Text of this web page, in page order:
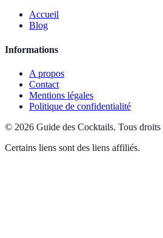
Accueil
Blog
Informations
A propos
Contact
Mentions légales
Politique de confidentialité
© 2026 Guide des Cocktails. Tous droits
Certains liens sont des liens affiliés.